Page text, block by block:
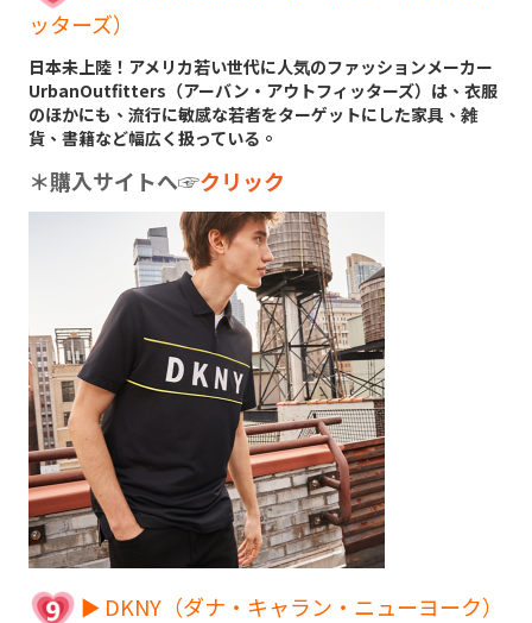
ッターズ）
日本未上陸！アメリカ若い世代に人気のファッションメーカー
UrbanOutfitters（アーバン・アウトフィッターズ）は、衣服
のほかにも、流行に敏感な若者をターゲットにした家具、雑
貨、書籍など幅広く扱っている。
＊購入サイトへ☞クリック
► DKNY（ダナ・キャラン・ニューヨーク）